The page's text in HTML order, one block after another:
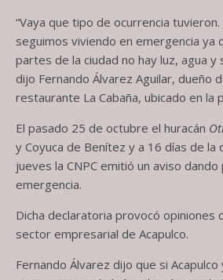
“Vaya que tipo de ocurrencia tuvieron.
seguimos viviendo en emergencia ya
partes de la ciudad no hay luz, agua y
dijo Fernando Álvarez Aguilar, dueño
restaurante La Cabaña, ubicado en la
El pasado 25 de octubre el huracán
y Coyuca de Benítez y a 16 días de la
jueves la CNPC emitió un aviso
emergencia.
Dicha declaratoria provocó opiniones
sector empresarial de Acapulco.
Fernando Álvarez dijo que si